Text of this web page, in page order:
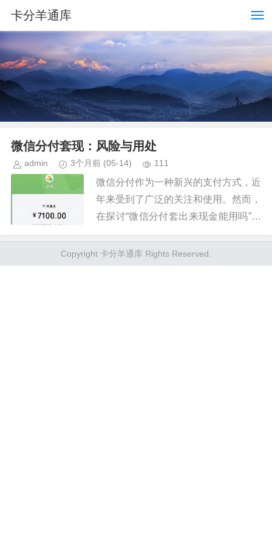
卡分羊通库
微信分付套现：风险与用处
admin 3个月前 (05-14) 111
微信分付作为一种新兴的支付方式，近
年来受到了广泛的关注和使用。然而，
在探讨“微信分付套出来现金能用吗”这
原理以及可能引发的问题。 首先，需
要明确的是，“分付套现”的...
Copyright 卡分羊通库 Rights Reserved.